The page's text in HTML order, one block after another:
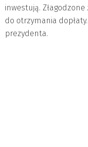
inwestują.
do otrzymania
prezydenta.